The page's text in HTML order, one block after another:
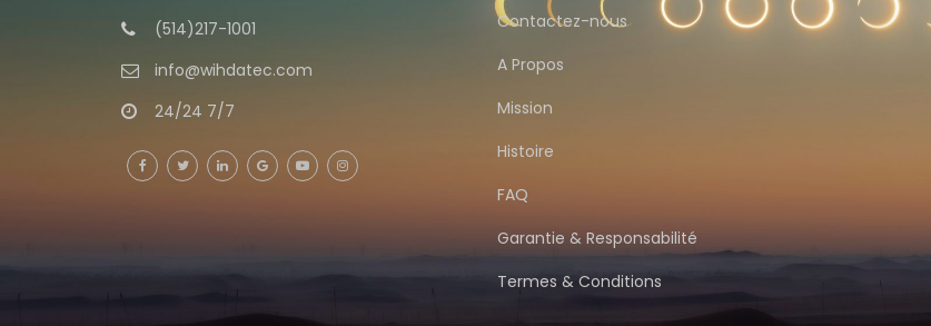
(514)217-1001
info@wihdatec.com
24/24 7/7
Contactez-nous
A Propos
Mission
Histoire
FAQ
Garantie & Responsabilité
Termes & Conditions